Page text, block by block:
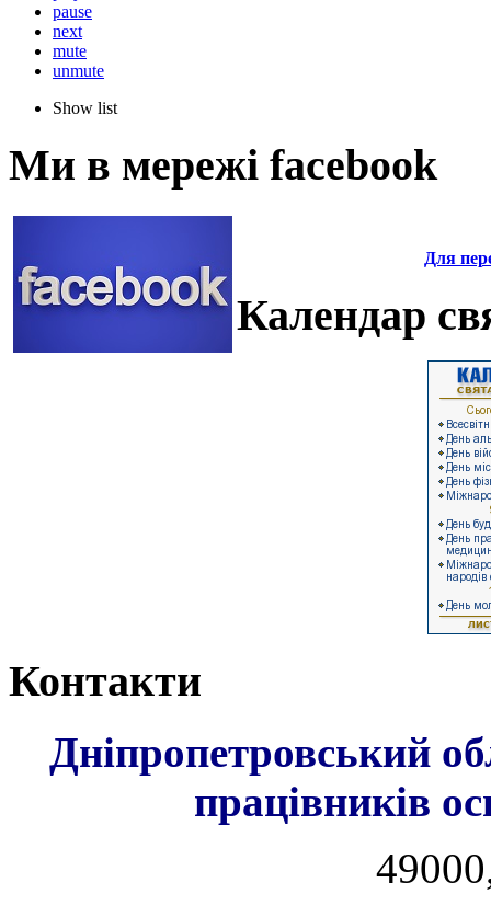
pause
next
mute
unmute
Show list
Ми в мережі facebook
Для
Календар
Контакти
Дніпропетровський
працівників